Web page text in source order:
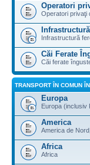
Operatori
Operatori privaţi
Infrastructură
Infrastructură
Căi Ferate
Căi ferate
TRANSPORT ÎN COMUN
Europa
Europa (inclusiv
America
America de
Africa
Africa